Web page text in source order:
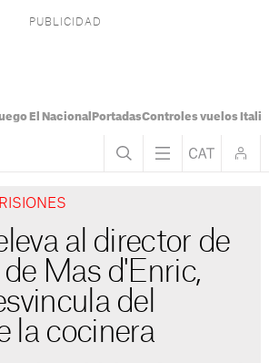
El Nacional PortadasControles vuelos Italia
al director de
de Mas d'Enric,
del
la cocinera